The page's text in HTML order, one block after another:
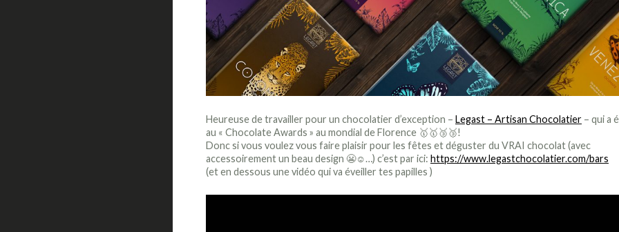
Heureuse de travailler pour un chocolatier d’exception – Legast – Artisan Chocolatier – qui a
au « Chocolate Awards » au mondial de Florence 🥇🥇🥉🥉!
Donc si vous voulez vous faire plaisir pour les fêtes et déguster du VRAI chocolat (avec
accessoirement un beau design 😬☺️…) c’est par ici: https://www.legastchocolatier.com/bars
(et en dessous une vidéo qui va éveiller tes papilles )